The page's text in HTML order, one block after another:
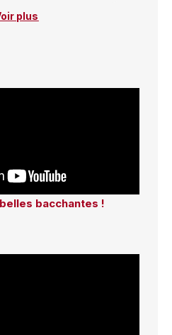
plus
bacchantes !